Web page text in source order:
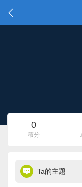
0
積分
Ta的主題